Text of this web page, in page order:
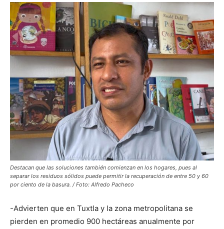
Destacan que las soluciones también comienzan en los hogares, pues al
separar los residuos sólidos puede permitir la recuperación de entre 50 y 60
por ciento de la basura. / Foto: Alfredo Pacheco
-Advierten que en Tuxtla y la zona metropolitana se
pierden en promedio 900 hectáreas anualmente por